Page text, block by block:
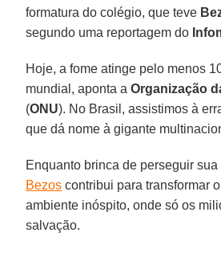
formatura do colégio, que teve
segundo uma reportagem do
Hoje, a fome atinge pelo menos
mundial, aponta aOrganização
(ONU). No Brasil, assistimos à
que dá nome à gigante
Enquanto brinca de perseguir
Bezos contribui para transformar
ambiente inóspito, onde só os
salvação.